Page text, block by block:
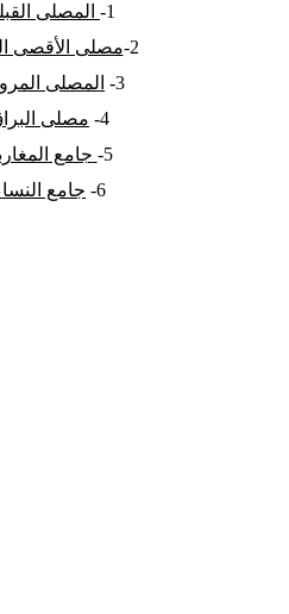
1-
المصلى
2- مصلى الأقصى
3-
المصلى
4- مصلى
5- جامع
6- جامع